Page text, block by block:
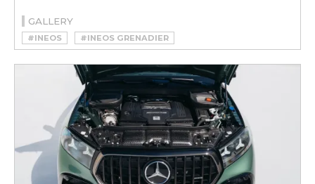
GALLERY
#INEOS #INEOS GRENADIER